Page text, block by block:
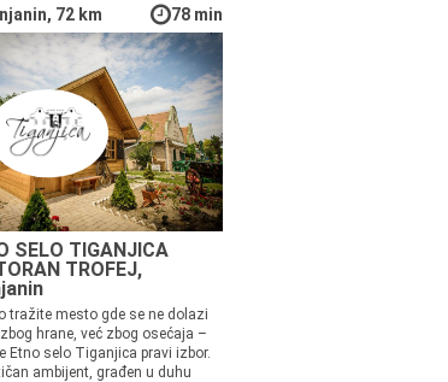
72 km 78 min
SELO TIGANJICA
TROFEJ,
tražite mesto gde se ne dolazi
hrane, već zbog osećaja –
Etno selo Tiganjica pravi izbor.
ambijent, građen u duhu